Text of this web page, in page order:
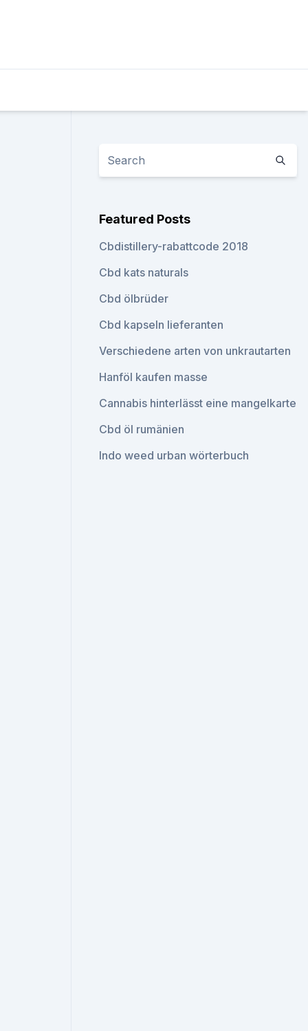
Featured Posts
Cbdistillery-rabattcode 2018
Cbd kats naturals
Cbd ölbrüder
Cbd kapseln lieferanten
Verschiedene arten von unkrautarten
Hanföl kaufen masse
Cannabis hinterlässt eine mangelkarte
Cbd öl rumänien
Indo weed urban wörterbuch